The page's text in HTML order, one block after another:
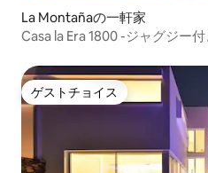
La Montañaの一軒家
Casa la Era 1800 -ジャグジー
ゲストチョイス
ゲストチョイス